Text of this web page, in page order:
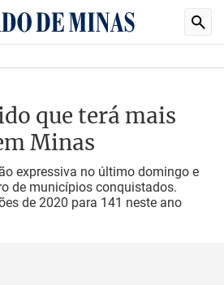
que terá mais
Minas
expressiva no último domingo e
de municípios conquistados.
de 2020 para 141 neste ano